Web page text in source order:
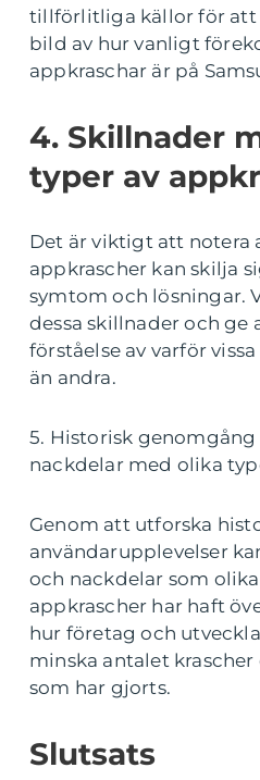
tillförlitliga källor för att
bild av hur vanligt
appkraschar är på
4. Skillnader
typer av
Det är viktigt att notera
appkrascher kan skilja
symtom och lösningar.
dessa skillnader och ge
förståelse av varför
än andra.
5. Historisk genomgång
nackdelar med olika
Genom att utforska
användarupplevelser
och nackdelar som
appkrascher har haft
hur företag och
minska antalet
som har gjorts.
Slutsats